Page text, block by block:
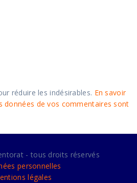
réduire les indésirables. En savoir
données de vos commentaires sont
- tous droits réservés
personnelles
légales